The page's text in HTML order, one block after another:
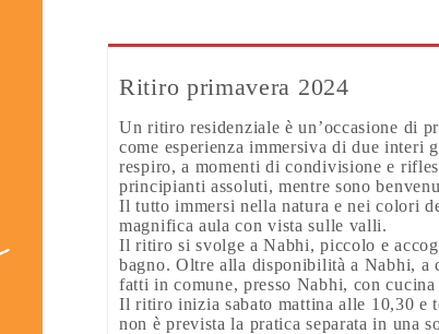
Ritiro primavera 2024
Un ritiro residenziale è un’occasione di
come esperienza immersiva di due interi
respiro, a momenti di condivisione e
principianti assoluti, mentre sono
Il tutto immersi nella natura e nei colori
magnifica aula con vista sulle valli.
Il ritiro si svolge a Nabhi, piccolo e
bagno. Oltre alla disponibilità a Nabhi, a
fatti in comune, presso Nabhi, con
Il ritiro inizia sabato mattina alle 10,30 e
non è prevista la pratica separata in una